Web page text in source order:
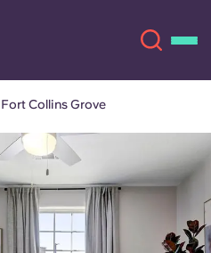
Español
Collins Grove